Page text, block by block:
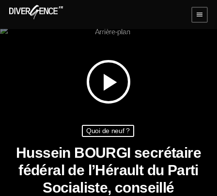
menu
play_arrow
Quoi de neuf ?
Hussein BOURGI secrétaire
fédéral de l’Hérault du Parti
Socialiste, conseillé